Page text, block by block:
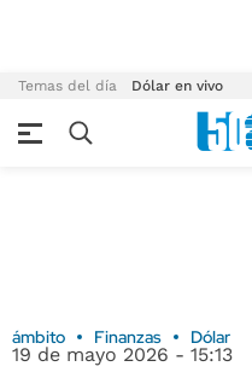
Temas del día Dólar en vivo
ámbito Finanzas Dólar
19 de mayo 2026 - 15:13